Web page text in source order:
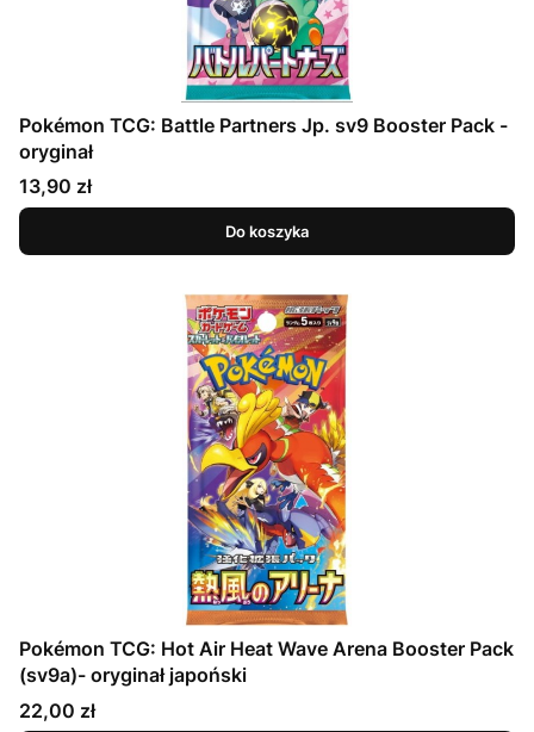
Pokémon TCG: Battle Partners Jp. sv9 Booster Pack -
oryginał
Cena
13,90 zł
Do koszyka
Pokémon TCG: Hot Air Heat Wave Arena Booster Pack
(sv9a)- oryginał japoński
Cena
22,00 zł